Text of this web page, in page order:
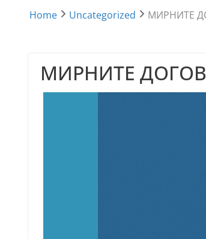
Home Uncategorized МИРНИТЕ
МИРНИТЕ